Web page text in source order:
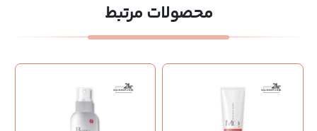
محصولات مرتبط